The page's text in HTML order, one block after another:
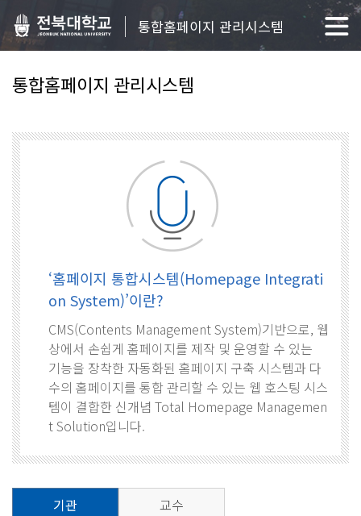
통합홈페이지 관리시스템
통합홈페이지 관리시스템
‘홈페이지 통합시스템(Homepage Integrati
on System)’이란?
CMS(Contents Management System)기반으로, 웹
상에서 손쉽게 홈페이지를 제작 및 운영할 수 있는
기능을 장착한 자동화된 홈페이지 구축 시스템과 다
수의 홈페이지를 통합 관리할 수 있는 웹 호스팅 시스
템이 결합한 신개념 Total Homepage Managemen
t Solution입니다.
기관 교수